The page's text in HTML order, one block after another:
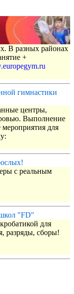
В разных районах
+
гимнастики
центры,
Выполнение
для
с реальным
"FD"
для
разряды, сборы!